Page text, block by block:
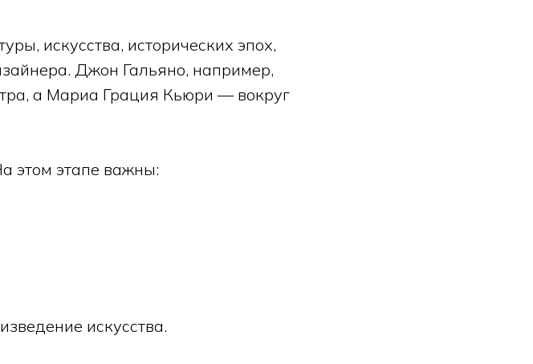
искусства, исторических эпох,
Джон Гальяно, например,
а Мариа Грация Кьюри — вокруг
этом этапе важны:
искусства.